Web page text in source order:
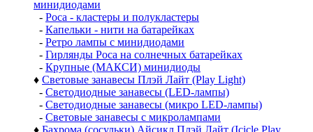
минидиодами
- Роса - кластеры и полукластеры
- Капельки - нити на батарейках
- Ретро лампы с минидиодами
- Гирлянды Роса на солнечных батарейках
- Крупные (МАКСИ) минидиоды
♦ Световые занавесы Плэй Лайт (Play Light)
- Светодиодные занавесы (LED-лампы)
- Светодиодные занавесы (микро LED-лампы)
- Световые занавесы с микролампами
♦ Бахрома (сосульки) Айсикл Плэй Лайт (Icicle Play